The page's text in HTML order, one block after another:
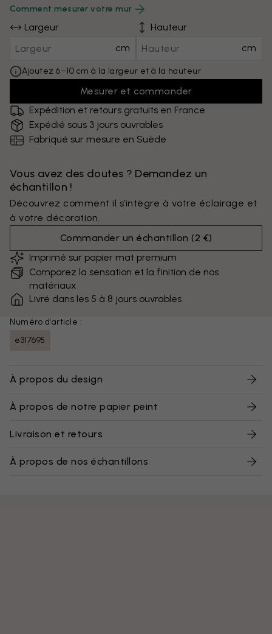
Comment mesurer votre mur
Largeur
cm
Hauteur
cm
Ajoutez 6–10 cm à la largeur et à la hauteur
Mesurer et commander
Expédition et retours gratuits en France
Expédié sous 3 jours ouvrables
Fabriqué sur mesure en Suède
Vous avez des doutes ? Demandez un
échantillon !
Découvrez comment il s’intègre à votre éclairage et
à votre décoration.
Commander un échantillon (2 €)
Imprimé sur papier mat premium
Comparez la sensation et la finition de nos
matériaux
Livré dans les 5 à 8 jours ouvrables
Numéro d'article :
e317695
À propos du design
À propos de notre papier peint
Livraison et retours
À propos de nos échantillons